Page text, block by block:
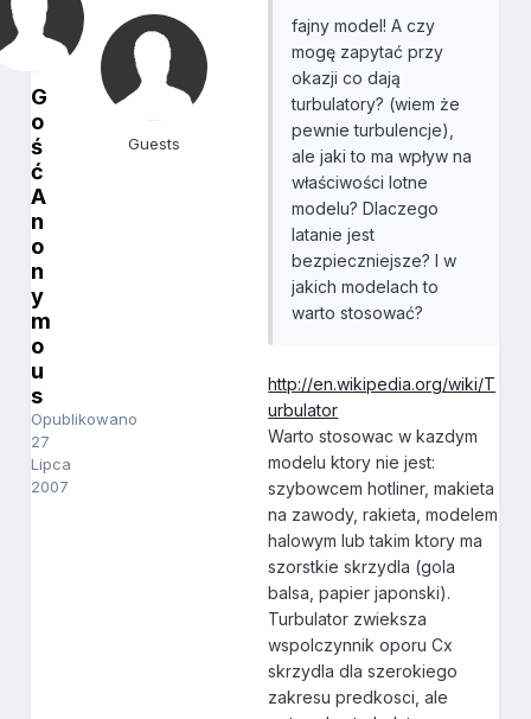
G
o
ś
ć
A
n
o
n
y
m
o
u
s
Opublikowano
27
Lipca
2007
Guests
fajny model! A czy
mogę zapytać przy
okazji co dają
turbulatory? (wiem że
pewnie turbulencje),
ale jaki to ma wpływ na
właściwości lotne
modelu? Dlaczego
latanie jest
bezpieczniejsze? I w
jakich modelach to
warto stosować?
http://en.wikipedia.org/wiki/T
urbulator
Warto stosowac w kazdym
modelu ktory nie jest:
szybowcem hotliner, makieta
na zawody, rakieta, modelem
halowym lub takim ktory ma
szorstkie skrzydla (gola
balsa, papier japonski).
Turbulator zwieksza
wspolczynnik oporu Cx
skrzydla dla szerokiego
zakresu predkosci, ale